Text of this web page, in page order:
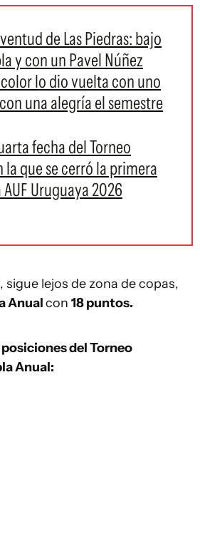
de Las Piedras: bajo
y con un Pavel Núñez
lo dio vuelta con uno
una alegría el semestre
fecha del Torneo
que se cerró la primera
Uruguaya 2026
lejos de zona de copas,
Anualcon 18 puntos.
del Torneo
Anual: